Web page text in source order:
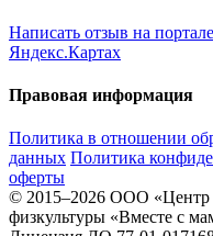
Написать отзыв на
Яндекс.Картах
Правовая информация
Политика в отношении
данных Политика
оферты
© 2015–2026 ООО «Центр
физкультуры «Вместе с